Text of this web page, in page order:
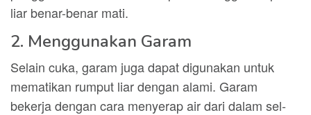
liar benar-benar mati.
2. Menggunakan Garam
Selain cuka, garam juga dapat digunakan untuk
mematikan rumput liar dengan alami. Garam
bekerja dengan cara menyerap air dari dalam sel-